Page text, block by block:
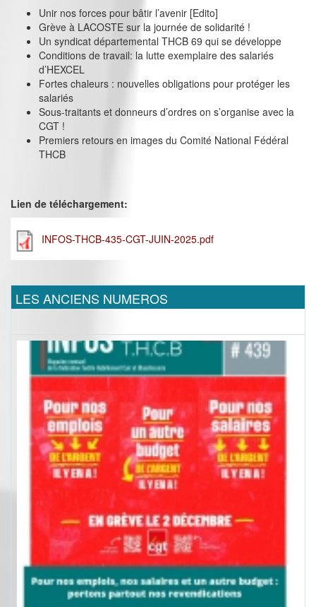
Unir nos forces pour bâtir l’avenir [Edito]
Grève à LACOSTE sur la journée de solidarité !
Un syndicat départemental THCB 69 qui se développe
Conditions de travail: la lutte exemplaire des salariés
d’HEXCEL
Fortes chaleurs : nouvelles obligations pour protéger les
salariés
Sous-traitants et donneurs d’ordres on s’organise avec la
CGT !
Premiers retours en images du Comité National Fédéral
THCB
Lien de téléchargement:
INFOS-THCB-435-CGT-JUIN-2025.pdf
LES ANCIENS NUMEROS